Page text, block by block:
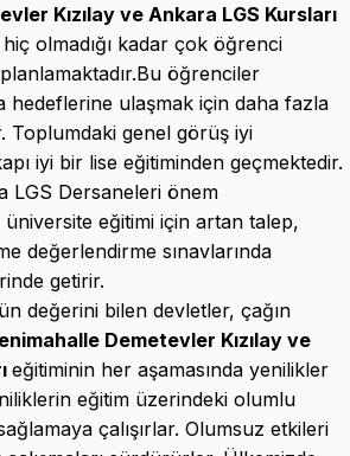
Kızılay ve Ankara LGS Kursları
olmadığı kadar çok öğrenci
öğrenciler
hedeflerine ulaşmak için daha fazla
Toplumdaki genel görüş iyi
iyi bir lise eğitiminden geçmektedir.
LGS Dersaneleri önem
eğitimi için artan talep,
değerlendirme sınavlarında
getirir.
değerini bilen devletler, çağın
Demetevler Kızılay ve
eğitiminin her aşamasında yenilikler
eğitim üzerindeki olumlu
çalışırlar. Olumsuz etkileri